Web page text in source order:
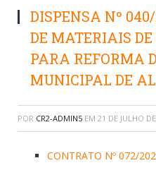
DISPENSA Nº
DE MATERIAIS
PARA REFORMA
MUNICIPAL DE
POR CR2-ADMIN5 EM 21 DE JULHO
CONTRATO Nº 072/